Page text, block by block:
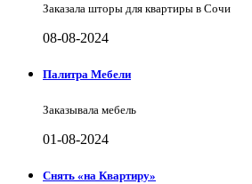
Заказала шторы для квартиры в Сочи
08-08-2024
Палитра Мебели
Заказывала мебель
01-08-2024
Снять «на Квартиру»